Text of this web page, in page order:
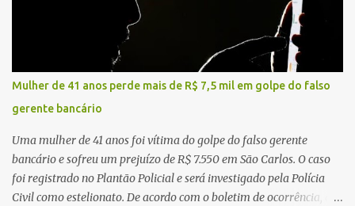
Mulher de 41 anos perde mais de R$ 7,5 mil em golpe do falso
gerente bancário
Uma mulher de 41 anos foi vítima do golpe do falso gerente
bancário e sofreu um prejuízo de R$ 7.550 em São Carlos. O caso
foi registrado no Plantão Policial e será investigado pela Polícia
Civil como estelionato. De acordo com o boletim de ocorrência, a